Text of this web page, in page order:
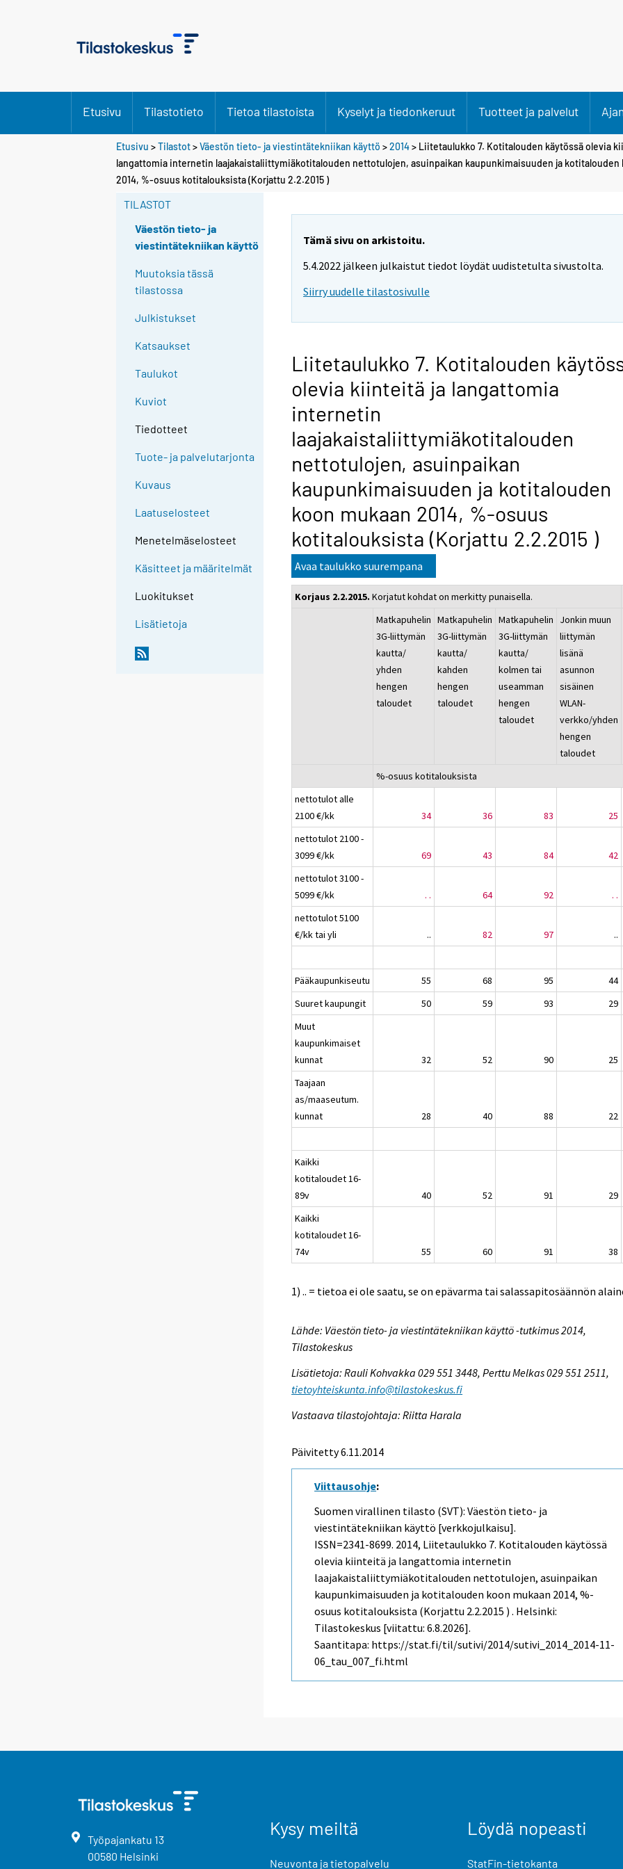
Etusivu Tilastotieto Tietoa tilastoista Kyselyt ja tiedonkeruut Tuotteet ja palvelut
Etusivu >Tilastot>Väestön tieto- ja viestintätekniikan käyttö >2014> Liitetaulukko 7. Kotitalouden käytössä olevia
langattomia internetin laajakaistaliittymiäkotitalouden nettotulojen, asuinpaikan kaupunkimaisuuden ja kotitalouden
2014, %-osuus kotitalouksista (Korjattu 2.2.2015 )
TILASTOT
Väestön tieto- ja
viestintätekniikan käyttö
Muutoksia tässä
tilastossa
Julkistukset
Katsaukset
Taulukot
Kuviot
Tiedotteet
Tuote- ja palvelutarjonta
Kuvaus
Laatuselosteet
Menetelmäselosteet
Käsitteet ja määritelmät
Luokitukset
Lisätietoja
Tämä sivu on arkistoitu.
5.4.2022 jälkeen julkaistut tiedot löydät uudistetulta sivustolta.
Siirry uudelle tilastosivulle
Liitetaulukko 7. Kotitalouden
olevia kiinteitä ja langattomia
internetin
laajakaistaliittymiäkotitalouden
nettotulojen, asuinpaikan
kaupunkimaisuuden ja kotitalouden
koon mukaan 2014, %-osuus
kotitalouksista (Korjattu 2.2.2015 )
Avaa taulukko suurempana
Korjaus 2.2.2015. Korjatut kohdat on merkitty punaisella.
Matkapuhelin
3G-liittymän
kautta/
yhden
hengen
taloudet
Matkapuhelin
3G-liittymän
kautta/
kahden
hengen
taloudet
Matkapuhelin
3G-liittymän
kautta/
kolmen tai
useamman
hengen
taloudet
Jonkin muun
liittymän
lisänä
asunnon
sisäinen
WLAN-
verkko/yhden
hengen
taloudet
%-osuus kotitalouksista
nettotulot alle
2100 €/kk
34 36 83 25
nettotulot 2100 -
3099 €/kk
69 43 84 42
nettotulot 3100 -
5099 €/kk
. . 64 92 . .
nettotulot 5100
€/kk tai yli
.. 82 97 ..
Pääkaupunkiseutu 55 68 95 44
Suuret kaupungit
50 59 93 29
Muut
kaupunkimaiset
kunnat
32 52 90 25
Taajaan
as/maaseutum.
kunnat
28 40 88 22
Kaikki
kotitaloudet 16-
89v
40 52 91 29
Kaikki
kotitaloudet 16-
74v
55 60 91 38
1) .. = tietoa ei ole saatu, se on epävarma tai salassapitosäännön
Lähde: Väestön tieto- ja viestintätekniikan käyttö -tutkimus 2014,
Tilastokeskus
Lisätietoja: Rauli Kohvakka 029 551 3448, Perttu Melkas 029 551 2511,
tietoyhteiskunta.info@tilastokeskus.fi
Vastaava tilastojohtaja: Riitta Harala
Päivitetty 6.11.2014
Viittausohje:
Suomen virallinen tilasto (SVT): Väestön tieto- ja
viestintätekniikan käyttö [verkkojulkaisu].
ISSN=2341-8699. 2014, Liitetaulukko 7. Kotitalouden käytössä
olevia kiinteitä ja langattomia internetin
laajakaistaliittymiäkotitalouden nettotulojen, asuinpaikan
kaupunkimaisuuden ja kotitalouden koon mukaan 2014, %-
osuus kotitalouksista (Korjattu 2.2.2015 ) . Helsinki:
Tilastokeskus [viitattu: 6.8.2026].
Saantitapa: https://stat.fi/til/sutivi/2014/sutivi_2014_2014-11-
06_tau_007_fi.html
Työpajankatu 13
00580 Helsinki
Kysy meiltä
Neuvonta ja tietopalvelu
Löydä nopeasti
StatFin-tietokanta